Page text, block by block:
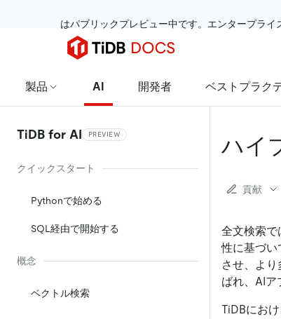
はパブリックプレビュー中です。エンタープラ
製品 AI 開発者 ベストプラク
TiDB for AI PREVIEW
クイックスタート
Pythonで始める
SQL経由で開始する
概念
ベクトル検索
ハイ
貢献
全文検索で
性に基づい
させ、よ
ばれ、AIア
TiDBにお